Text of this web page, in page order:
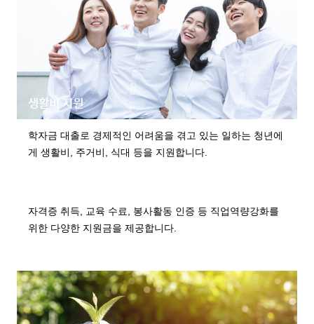
생활비 지원
학자금 대출로 경제적인 어려움을 겪고 있는 일하는 청년에
게 생활비, 주거비, 식대 등을 지원합니다.
자격증 취득, 교육 수료, 봉사활동 인증 등 직업역량강화를
위한 다양한 지원금을 제공합니다.